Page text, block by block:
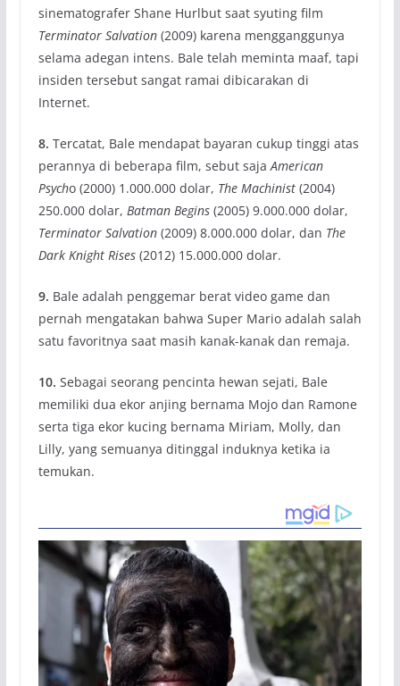
sinematografer Shane Hurlbut saat syuting film
Terminator Salvation(2009) karena mengganggunya
selama adegan intens. Bale telah meminta maaf, tapi
insiden tersebut sangat ramai dibicarakan di
Internet.
8. Tercatat, Bale mendapat bayaran cukup tinggi atas
perannya di beberapa film, sebut saja American
Psycho (2000) 1.000.000 dolar, The Machinist(2004)
250.000 dolar, Batman Begins(2005) 9.000.000 dolar,
Terminator Salvation(2009) 8.000.000 dolar, dan The
Dark Knight Rises(2012) 15.000.000 dolar.
9. Bale adalah penggemar berat video game dan
pernah mengatakan bahwa Super Mario adalah salah
satu favoritnya saat masih kanak-kanak dan remaja.
10. Sebagai seorang pencinta hewan sejati, Bale
memiliki dua ekor anjing bernama Mojo dan Ramone
serta tiga ekor kucing bernama Miriam, Molly, dan
Lilly, yang semuanya ditinggal induknya ketika ia
temukan.